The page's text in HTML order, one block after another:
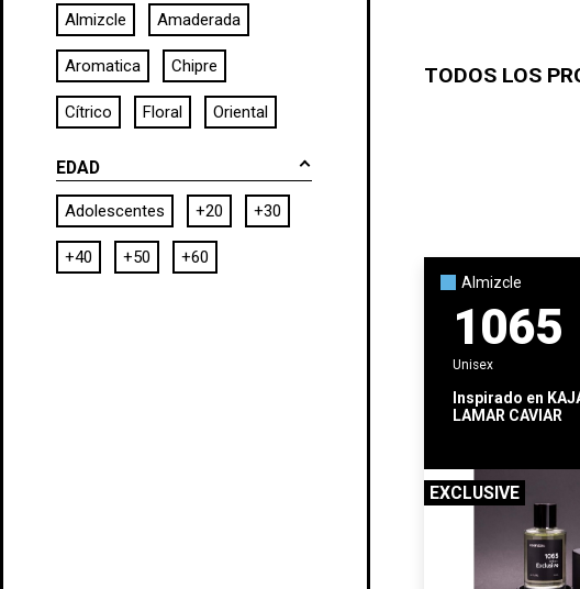
Almizcle Amaderada
Aromatica Chipre
Cítrico Floral Oriental
EDAD
Adolescentes +20 +30
+40 +50 +60
TODOS LOS
Almizcle
1065
Unisex
Inspirado en
LAMAR CAVIAR
EXCLUSIVE